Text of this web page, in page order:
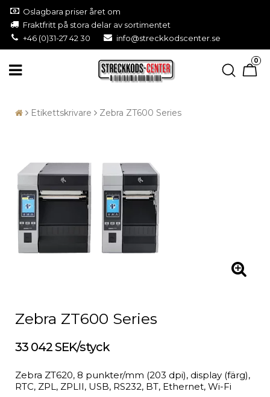
Oslagbara priser året om
Fraktfritt på stora delar av sortimentet
+46 (0)31-27 42 30
info@streckkodscenter.se
0
Etikettskrivare Zebra ZT600 Series
Zebra ZT600 Series
33 042 SEK/styck
Zebra ZT620, 8 punkter/mm (203 dpi), display (färg),
RTC, ZPL, ZPLII, USB, RS232, BT, Ethernet, Wi-Fi